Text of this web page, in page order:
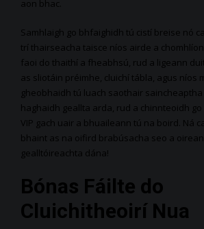
aon bhac.
Samhlaigh go bhfaighidh tú cistí breise nó
trí thairseacha taisce níos airde a
faoi do thaithí a fheabhsú, rud a ligeann
as sliotáin préimhe, cluichí tábla, agus níos
gheobhaidh tú luach saothair
haghaidh geallta arda, rud a chinnteoidh
VIP gach uair a bhuaileann tú na boird. Ná
bhaint as na oifird brabúsacha seo a
gealltóireachta dána!
Bónas Fáilte do
Cluichitheoirí Nua